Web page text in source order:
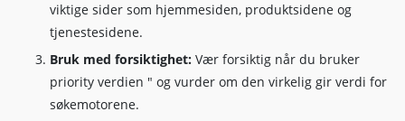
viktige sider som hjemmesiden, produktsidene og
tjenestesidene.
Bruk med forsiktighet: Vær forsiktig når du bruker
priority verdien " og vurder om den virkelig gir verdi for
søkemotorene.